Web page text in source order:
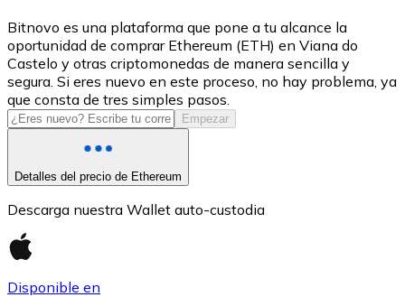
LTC
Bitnovo es una plataforma que pone a tu alcance la
oportunidad de comprar Ethereum (ETH) en Viana do
Castelo y otras criptomonedas de manera sencilla y
segura. Si eres nuevo en este proceso, no hay problema, ya
que consta de tres simples pasos.
Empezar
Detalles del precio de Ethereum
Descarga nuestra Wallet auto-custodia
Disponible en